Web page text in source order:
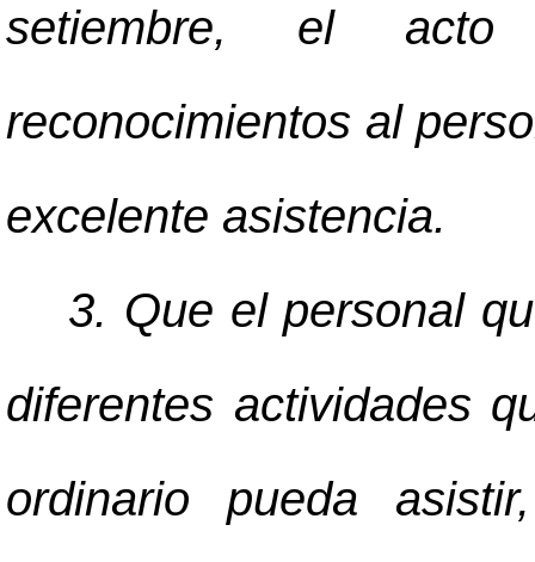
setiembre, el
reconocimientos al
excelente asistencia.
3. Que el personal
diferentes actividades
ordinario pueda